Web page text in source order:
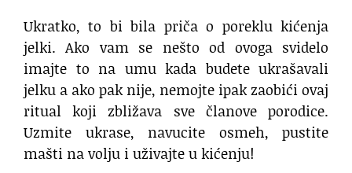
Ukratko, to bi bila priča o poreklu kićenja
jelki. Ako vam se nešto od ovoga svidelo
imajte to na umu kada budete ukrašavali
jelku a ako pak nije, nemojte ipak zaobići ovaj
ritual koji zbližava sve članove porodice.
Uzmite ukrase, navucite osmeh, pustite
mašti na volju i uživajte u kićenju!